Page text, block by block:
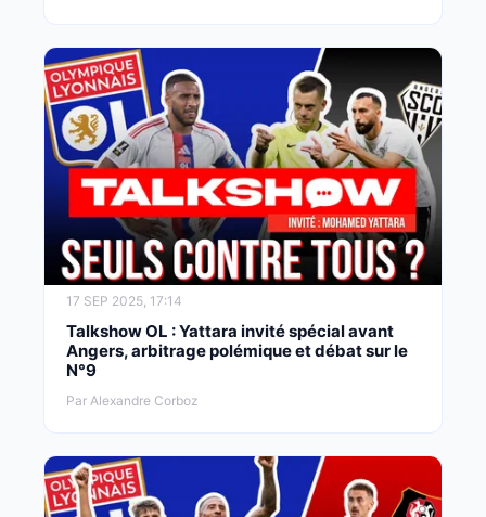
17 SEP 2025, 17:14
Talkshow OL : Yattara invité spécial avant
Angers, arbitrage polémique et débat sur le
N°9
Par Alexandre Corboz